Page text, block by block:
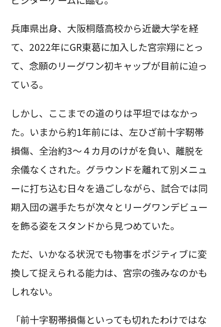
兵庫県出身、大阪桐蔭高校から近畿大学を経
て、2022年にGR東葛に加入した宮宗翔にとっ
て、念願のリーグワン初キャップが目前に迫っ
ている。
しかし、ここまでの道のりは平坦ではなかっ
た。いまから約1年前には、左ひざ前十字靭帯
損傷、全治約3〜４カ月のけがを負い、離脱を
余儀なくされた。グラウンドを離れて別メニュ
ーに打ち込む日々を過ごしながら、試合では同
期入団の選手たちが次々とリーグワンデビュー
を飾る姿をスタンドから見つめていた。
ただ、いかなる状況でも物事をポジティブに変
換して捉えられる能力は、宮宗の強みなのかも
しれない。
「前十字靭帯損傷といっても切れたわけではな